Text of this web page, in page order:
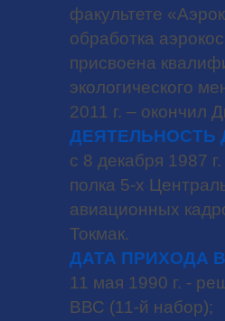
факультете
обработка
присвоена
экологического
2011 г. – окончил
ДЕЯТЕЛЬНОСТЬ
с 8 декабря 1987
полка 5-х
авиационных
Токмак.
ДАТА ПРИХОДА
11 мая 1990 г. -
ВВС (11-й набор);